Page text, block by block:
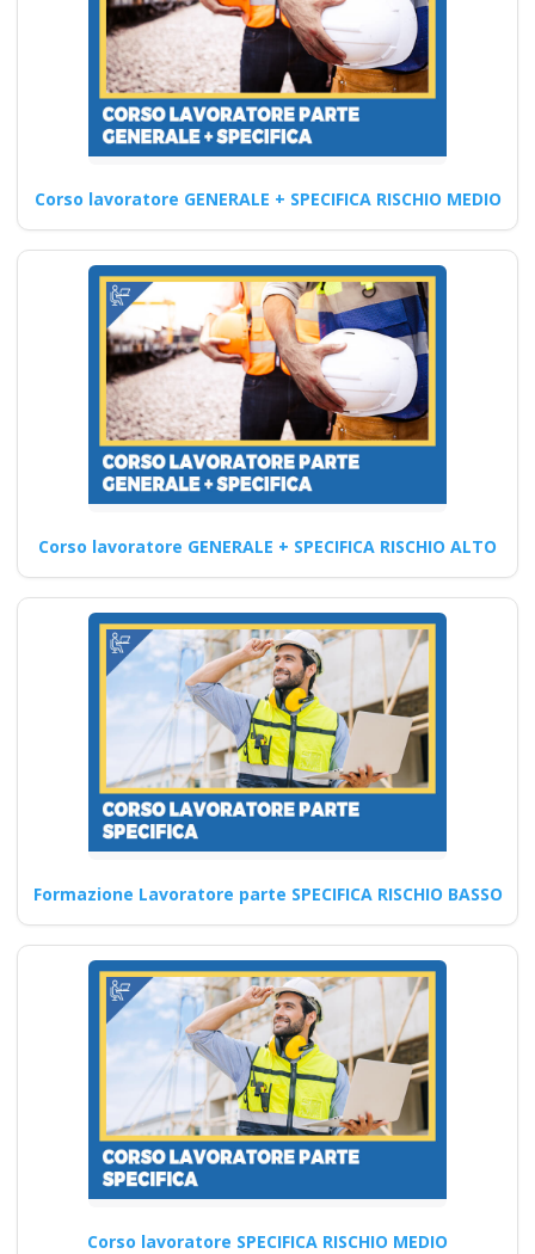
e normativa vigente
Ruolo e compiti del datore di
lavoro: corso di
approfondimento corso
formatore…
Formazione
necessaria sulle
misure di sicurezza
per dipendenti a
rischio
per la Sicurezza sul Lavoro:
Pratica Orientata…
Continua
Corso lavoratore GENERALE + SPECIFICA RISCHIO MEDIO
Corso lavoratore GENERALE + SPECIFICA RISCHIO ALTO
Formazione Lavoratore parte SPECIFICA RISCHIO BASSO
Corso lavoratore SPECIFICA RISCHIO MEDIO